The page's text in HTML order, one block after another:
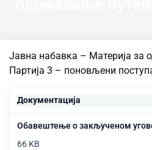
Јавна набавка – Материја за
Партија 3 – поновљени
Документација
Обавештење о закљученом
66 KB